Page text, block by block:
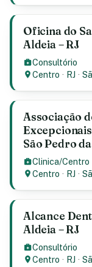
Oficina do
Aldeia – RJ
Consultório
Centro · RJ ·
Associação
São Pedro
Clinica/Centro
Centro · RJ ·
Alcance
Aldeia – RJ
Consultório
Centro · RJ ·